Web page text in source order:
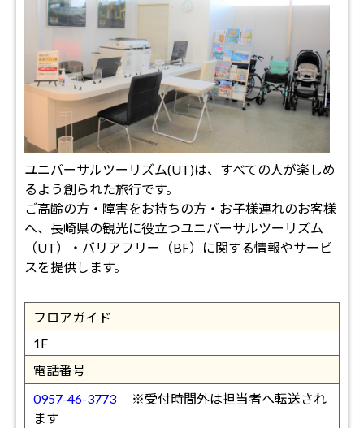
ユニバーサルツーリズム(UT)は、すべての人が楽しめ
るよう創られた旅行です。
ご高齢の方・障害をお持ちの方・お子様連れのお客様
へ、長崎県の観光に役立つユニバーサルツーリズム
（UT）・バリアフリー（BF）に関する情報やサービ
スを提供します。
フロアガイド
1F
電話番号
0957-46-3773 ※受付時間外は担当者へ転送され
ます